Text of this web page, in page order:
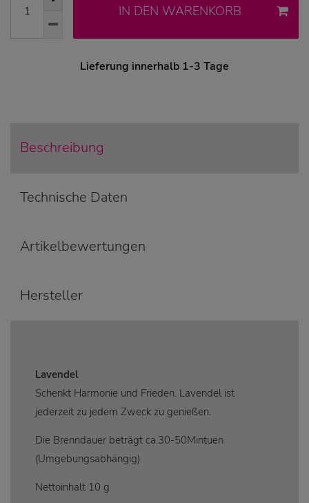
IN DEN WARENKORB
Lieferung innerhalb 1-3 Tage
Beschreibung
Technische Daten
Artikelbewertungen
Hersteller
Lavendel
Schenkt Harmonie und Frieden. Lavendel ist
jederzeit zu jedem Zweck zu genießen.
Die Brenndauer beträgt ca.30-50Mintuen
(Umgebungsabhängig)
Nettoinhalt 10 g